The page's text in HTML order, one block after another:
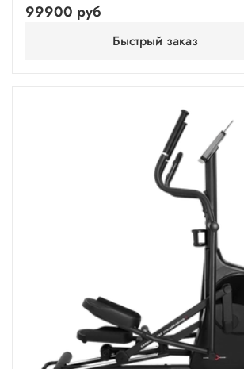
99900 руб
Быстрый заказ